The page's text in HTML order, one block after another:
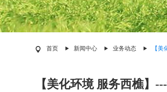
首页 新闻中心 业务动态 【
【美化环境 服务西樵】